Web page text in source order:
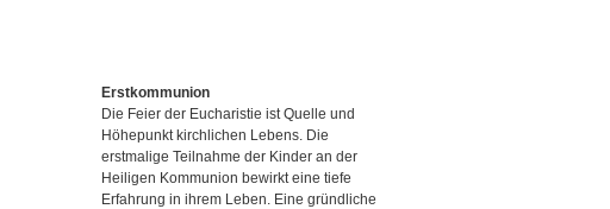
Erstkommunion
Die Feier der Eucharistie ist Quelle und
Höhepunkt kirchlichen Lebens. Die
erstmalige Teilnahme der Kinder an der
Heiligen Kommunion bewirkt eine tiefe
Erfahrung in ihrem Leben. Eine gründliche